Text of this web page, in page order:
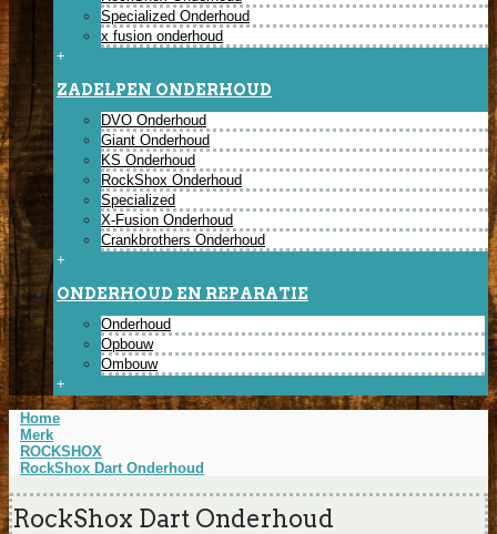
Specialized Onderhoud
x fusion onderhoud
+
ZADELPEN ONDERHOUD
DVO Onderhoud
Giant Onderhoud
KS Onderhoud
RockShox Onderhoud
Specialized
X-Fusion Onderhoud
Crankbrothers Onderhoud
+
ONDERHOUD EN REPARATIE
Onderhoud
Opbouw
Ombouw
+
Home
Merk
ROCKSHOX
RockShox Dart Onderhoud
RockShox Dart Onderhoud